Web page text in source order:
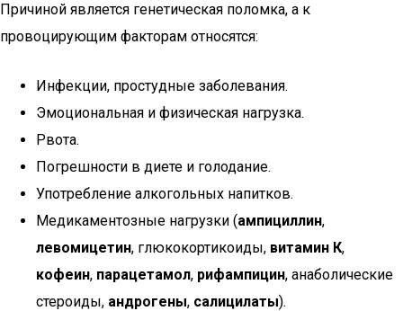
Причиной является генетическая поломка, а к
провоцирующим факторам относятся:
Инфекции, простудные заболевания.
Эмоциональная и физическая нагрузка.
Рвота.
Погрешности в диете и голодание.
Употребление алкогольных напитков.
Медикаментозные нагрузки (ампициллин,
левомицетин, глюкокортикоиды, витамин К,
кофеин, парацетамол, рифампицин, анаболические
стероиды, андрогены, салицилаты).